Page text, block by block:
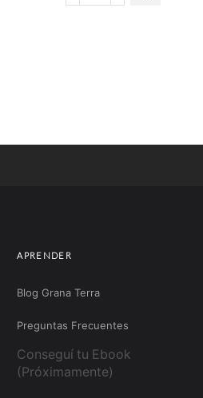
APRENDER
Blog Grana Terra
Preguntas Frecuentes
Conseguí tu Ebook
(Próximamente)